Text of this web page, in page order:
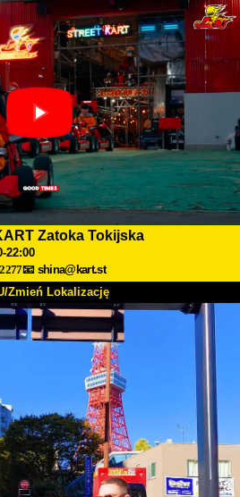
Zatoka Tokijska
22:00
📧 shina@kart.st
Zmień Lokalizację
TOP
Specyfikacja
Rezerwacja
Lokalizację
Tokyo Akihabara#1
Tokyo Shibuya